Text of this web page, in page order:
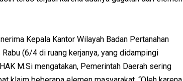
Kepala Kantor Wilayah Badan Pertanahan
(6/4 di ruang kerjanya, yang didampingi
M.Si mengatakan, Pemerintah Daerah sering